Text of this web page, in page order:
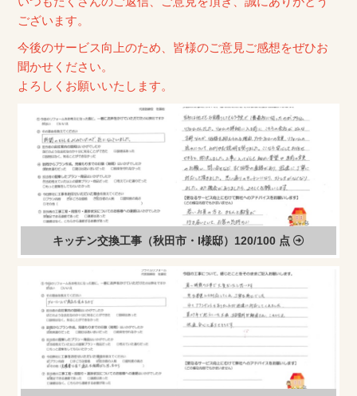
ございます。
今後のサービス向上のため、皆様のご意見ご感想をぜひお
聞かせください。
よろしくお願いいたします。
キッチン交換工事（秋田市・I様邸）120/100 点